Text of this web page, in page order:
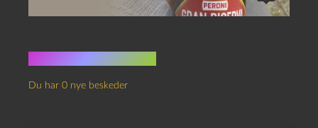
Du har 0 nye beskeder